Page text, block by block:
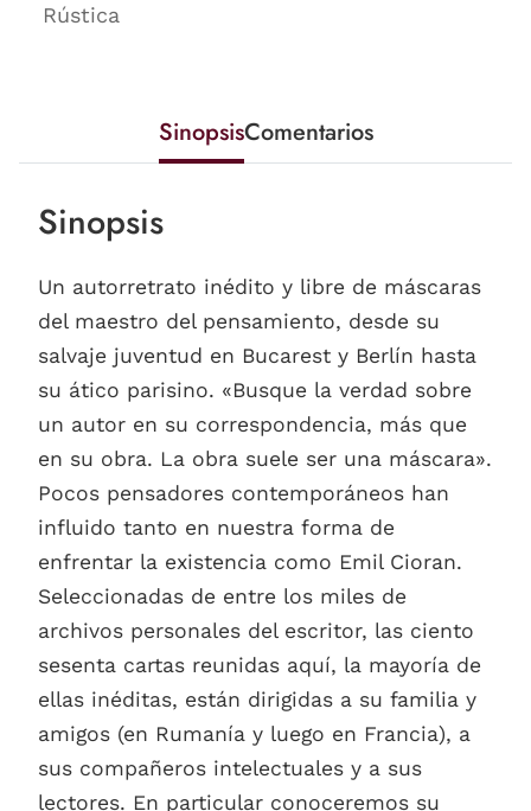
Rústica
SinopsisComentarios
Sinopsis
Un autorretrato inédito y libre de máscaras
del maestro del pensamiento, desde su
salvaje juventud en Bucarest y Berlín hasta
su ático parisino. «Busque la verdad sobre
un autor en su correspondencia, más que
en su obra. La obra suele ser una máscara».
Pocos pensadores contemporáneos han
influido tanto en nuestra forma de
enfrentar la existencia como Emil Cioran.
Seleccionadas de entre los miles de
archivos personales del escritor, las ciento
sesenta cartas reunidas aquí, la mayoría de
ellas inéditas, están dirigidas a su familia y
amigos (en Rumanía y luego en Francia), a
sus compañeros intelectuales y a sus
lectores. En particular conoceremos su